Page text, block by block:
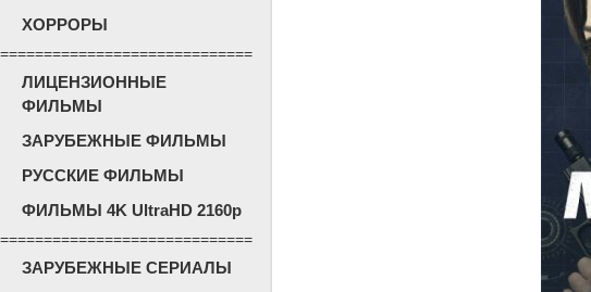
ХОРРОРЫ
=============================
ЛИЦЕНЗИОННЫЕ
ФИЛЬМЫ
ЗАРУБЕЖНЫЕ ФИЛЬМЫ
РУССКИЕ ФИЛЬМЫ
ФИЛЬМЫ 4K UltraHD 2160p
=============================
ЗАРУБЕЖНЫЕ СЕРИАЛЫ